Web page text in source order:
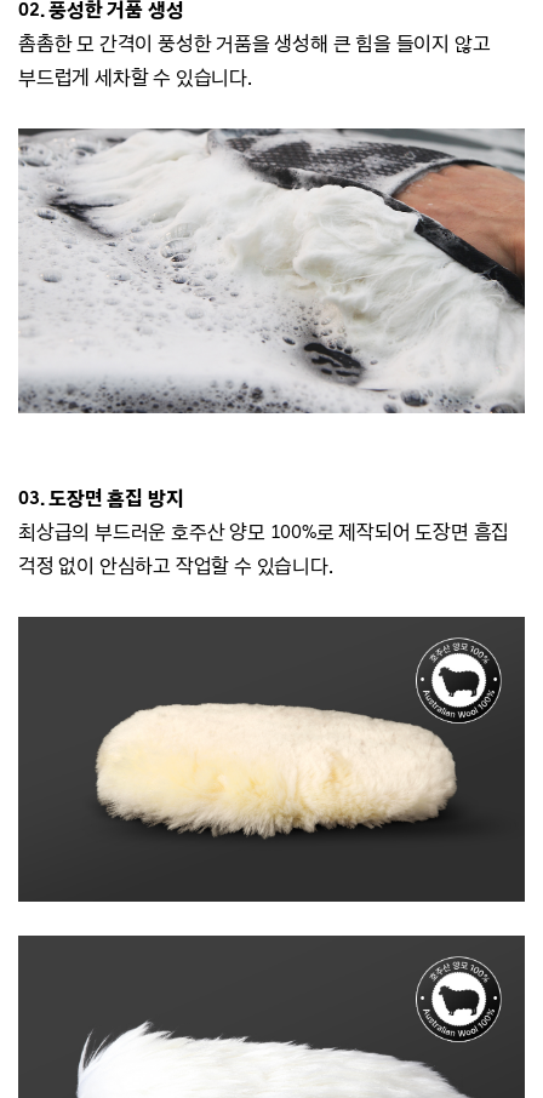
02. 풍성한 거품 생성
촘촘한 모 간격이 풍성한 거품을 생성해 큰 힘을 들이지 않고
부드럽게 세차할 수 있습니다.
03. 도장면 흠집 방지
최상급의 부드러운 호주산 양모 100%로 제작되어 도장면 흠집
걱정 없이 안심하고 작업할 수 있습니다.